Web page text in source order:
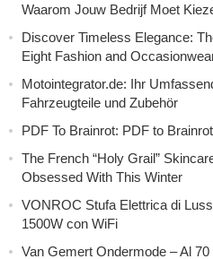
Waarom Jouw Bedrijf Moet
Discover Timeless Elegance:
Eight Fashion and
Motointegrator.de: Ihr
Fahrzeugteile und Zubehör
PDF To Brainrot: PDF to
The French “Holy Grail”
Obsessed With This Winter
VONROC Stufa Elettrica di
1500W con WiFi
Van Gemert Ondermode – Al